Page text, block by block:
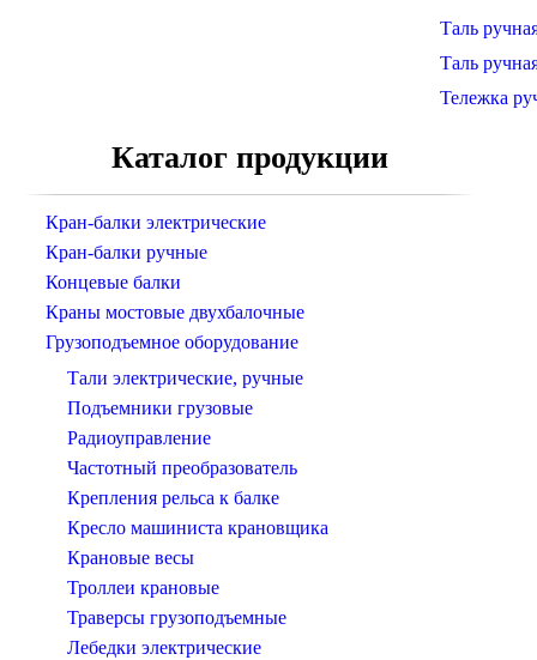
Таль
Таль
Тележка
Каталог продукции
Кран-балки электрические
Кран-балки ручные
Концевые балки
Краны мостовые двухбалочные
Грузоподъемное оборудование
Тали электрические, ручные
Подъемники грузовые
Радиоуправление
Частотный преобразователь
Крепления рельса к балке
Кресло машиниста крановщика
Крановые весы
Троллеи крановые
Траверсы грузоподъемные
Лебедки электрические